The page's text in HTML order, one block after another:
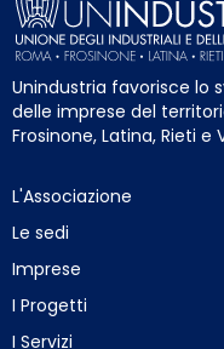
Unindustria favorisce lo
delle imprese del
Frosinone, Latina, Rieti e
L'Associazione
Le sedi
Imprese
I Progetti
I Servizi